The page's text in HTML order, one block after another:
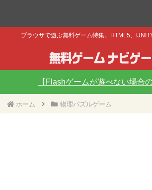
ブラウザで遊ぶ無料ゲーム特集。HTML5、
【Flashゲームが遊べない場合
ホーム 物理パズルゲーム